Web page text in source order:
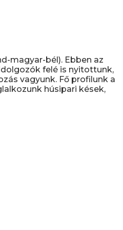
magyar-bél). Ebben az
felé is nyitottunk,
vagyunk. Fő profilunk a
húsipari kések,